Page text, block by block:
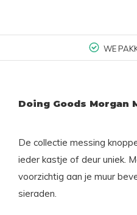
WE
Doing Goods Morgan
De collectie messing
ieder kastje of deur uniek.
voorzichtig aan je muur
sieraden.